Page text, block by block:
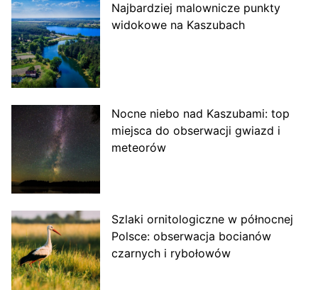
Najbardziej malownicze punkty
widokowe na Kaszubach
Nocne niebo nad Kaszubami: top
miejsca do obserwacji gwiazd i
meteorów
Szlaki ornitologiczne w północnej
Polsce: obserwacja bocianów
czarnych i rybołowów